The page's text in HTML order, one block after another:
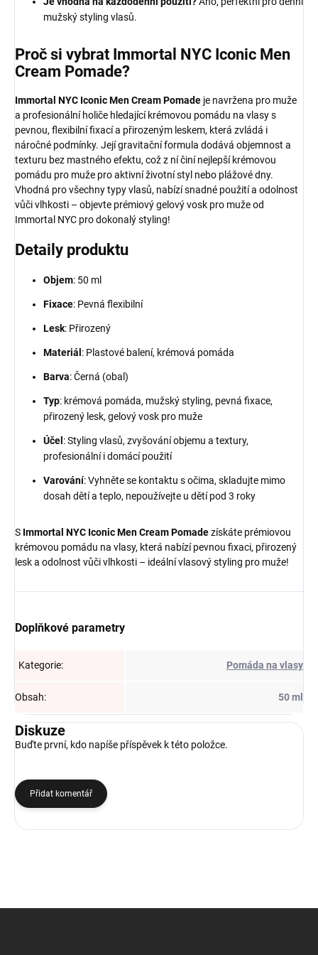
mužský styling vlasů.
Proč si vybrat Immortal NYC Iconic Men
Cream Pomade?
Immortal NYC Iconic Men Cream Pomade je navržena pro muže
a profesionální holiče hledající krémovou pomádu na vlasy s
pevnou, flexibilní fixací a přirozeným leskem, která zvládá i
náročné podmínky. Její gravitační formula dodává objemnost a
texturu bez mastného efektu, což z ní činí nejlepší krémovou
pomádu pro muže pro aktivní životní styl nebo plážové dny.
Vhodná pro všechny typy vlasů, nabízí snadné použití a odolnost
vůči vlhkosti – objevte prémiový gelový vosk pro muže od
Immortal NYC pro dokonalý styling!
Detaily produktu
Objem: 50 ml
Fixace: Pevná flexibilní
Lesk: Přirozený
Materiál : Plastové balení, krémová pomáda
Barva: Černá (obal)
Typ: krémová pomáda, mužský styling, pevná fixace,
přirozený lesk, gelový vosk pro muže
Účel : Styling vlasů, zvyšování objemu a textury,
profesionální i domácí použití
Varování: Vyhněte se kontaktu s očima, skladujte mimo
dosah dětí a teplo, nepoužívejte u dětí pod 3 roky
S Immortal NYC Iconic Men Cream Pomadezískáte prémiovou
krémovou pomádu na vlasy, která nabízí pevnou fixaci, přirozený
lesk a odolnost vůči vlhkosti – ideální vlasový styling pro muže!
Doplňkové parametry
Kategorie: Pomáda na vlasy
Obsah: 50 ml
Diskuze
Buďte první, kdo napíše příspěvek k této položce.
Přidat komentář